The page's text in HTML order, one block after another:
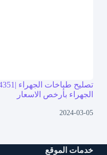
الجهراء بأرخص الاسعار
2024-03-05
خدمات الموقع